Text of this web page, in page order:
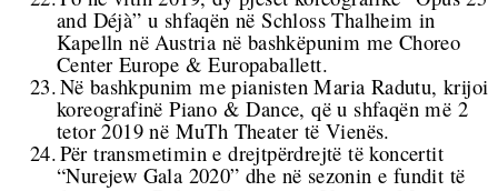
and Déjà” u shfaqën në Schloss Thalheim in
Kapelln në Austria në bashkëpunim me Choreo
Center Europe & Europaballett.
23.Në bashkpunim me pianisten Maria Radutu, krijoi
koreografinë Piano & Dance, që u shfaqën më 2
tetor 2019 në MuTh Theater të Vienës.
24.Për transmetimin e drejtpërdrejtë të koncertit
“Nurejew Gala 2020” dhe në sezonin e fundit të